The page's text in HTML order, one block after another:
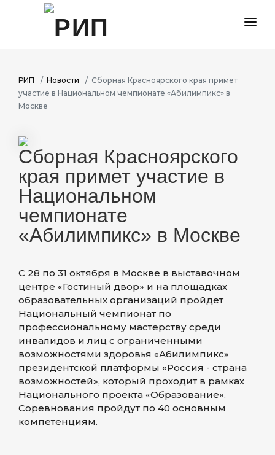
СОГЛАШЕНИЯ
МЕРОПРИЯТИЯ
НОВОСТИ
РИП Новости
Сборная Красноярского края примет
участие в Национальном чемпионате «Абилимпикс» в
Москве
Сборная Красноярского
края примет участие в
Национальном
чемпионате
«Абилимпикс» в Москве
С 28 по 31 октября в Москве в выставочном
центре «Гостиный двор» и на площадках
образовательных организаций пройдет
Национальный чемпионат по
профессиональному мастерству среди
инвалидов и лиц с ограниченными
возможностями здоровья «Абилимпикс»
президентской платформы «Россия - страна
возможностей», который проходит в рамках
Национального проекта «Образование».
Соревнования пройдут по 40 основным
компетенциям.